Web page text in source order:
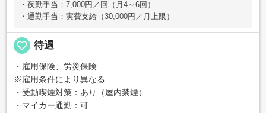
・夜勤手当：7,000円／回（月4～6回）
・通勤手当：実費支給（30,000円／月上限）
favorite_border 待遇
・雇用保険、労災保険
※雇用条件により異なる
・受動喫煙対策：あり（屋内禁煙）
・マイカー通勤：可